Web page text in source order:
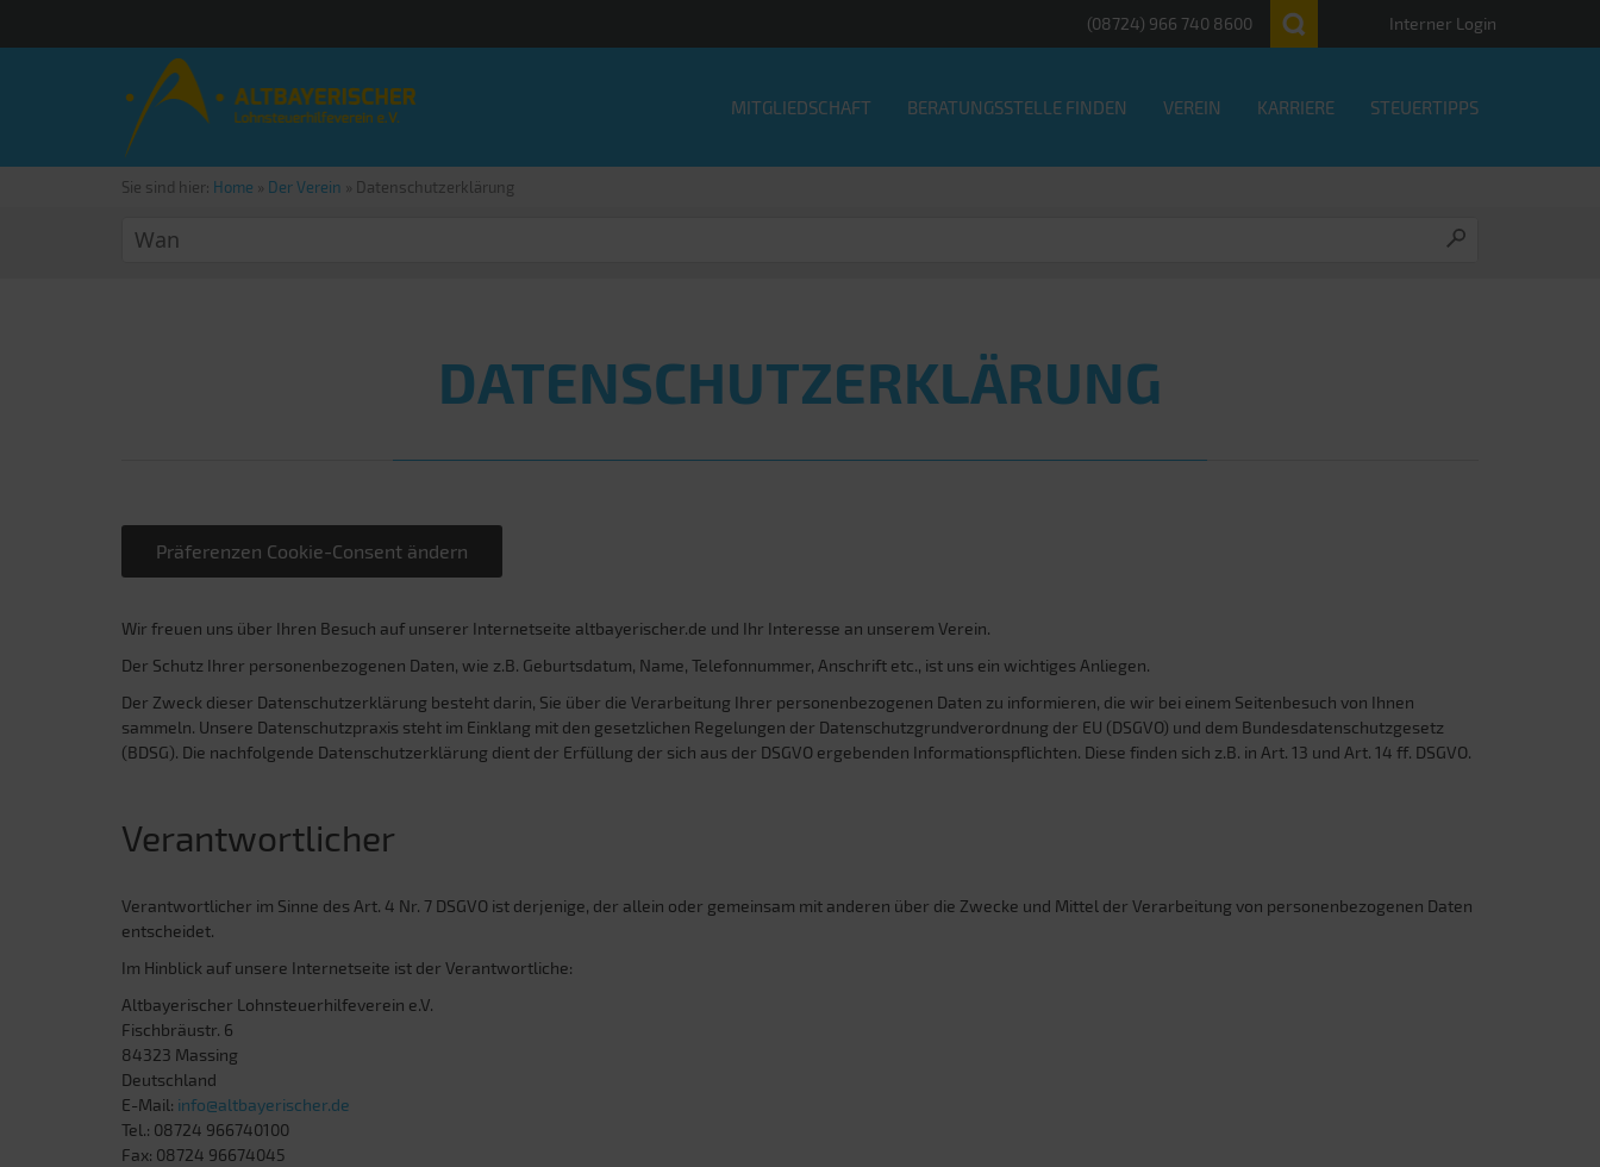
(08724) 966 740 8600 Interner Login
MITGLIEDSCHAFT BERATUNGSSTELLE FINDEN VEREIN KARRIERE STEUERTIPPS
Sie sind hier: Home » Der Verein » Datenschutzerklärung
DATENSCHUTZ­ERKLÄRUNG
Präferenzen Cookie-Consent ändern
Wir freuen uns über Ihren Besuch auf unserer Internetseite altbayerischer.de und Ihr Interesse an unserem Verein.
Der Schutz Ihrer personenbezogenen Daten, wie z.B. Geburtsdatum, Name, Telefonnummer, Anschrift etc., ist uns ein wichtiges Anliegen.
Der Zweck dieser Datenschutzerklärung besteht darin, Sie über die Verarbeitung Ihrer personenbezogenen Daten zu informieren, die wir bei einem Seitenbesuch von Ihnen
sammeln. Unsere Datenschutzpraxis steht im Einklang mit den gesetzlichen Regelungen der Datenschutzgrundverordnung der EU (DSGVO) und dem Bundesdatenschutzgesetz
(BDSG). Die nachfolgende Datenschutzerklärung dient der Erfüllung der sich aus der DSGVO ergebenden Informationspflichten. Diese finden sich z.B. in Art. 13 und Art. 14 ff. DSGVO.
Verantwortlicher
Verantwortlicher im Sinne des Art. 4 Nr. 7 DSGVO ist derjenige, der allein oder gemeinsam mit anderen über die Zwecke und Mittel der Verarbeitung von personenbezogenen Daten
entscheidet.
Im Hinblick auf unsere Internetseite ist der Verantwortliche:
Altbayerischer Lohnsteuerhilfeverein e.V.
Fischbräustr. 6
84323 Massing
Deutschland
E-Mail: info@altbayerischer.de
Tel.: 08724 966740100
Fax: 08724 96674045